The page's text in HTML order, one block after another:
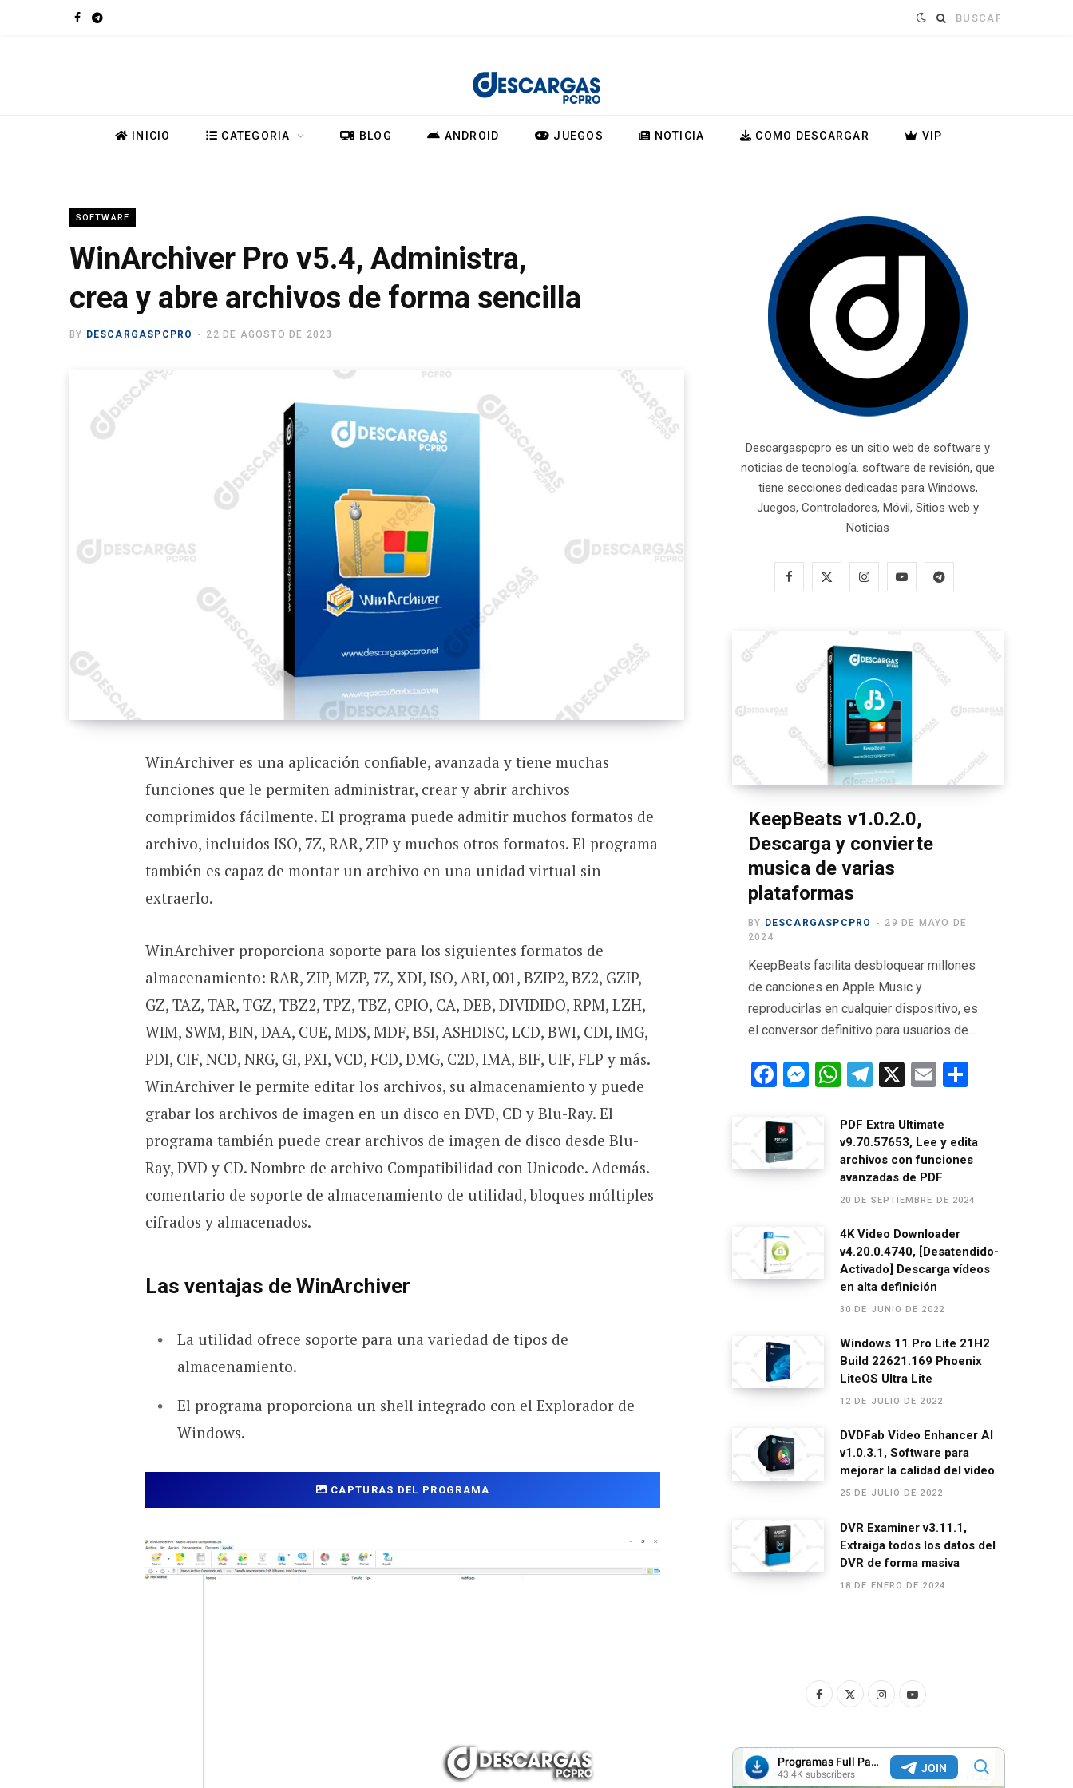
F
o
k
T
a
Buscar:
INICIO CATEGORIA BLOG ANDROID JUEGOS NOTICIA COMO DESCARGAR VIP
SOFTWARE
WinArchiver Pro v5.4, Administra,
crea y abre archivos de forma sencilla
BY DESCARGASPCPRO 22 DE AGOSTO DE 2023
WinArchiver es una aplicación confiable, avanzada y tiene muchas
funciones que le permiten administrar, crear y abrir archivos
comprimidos fácilmente. El programa puede admitir muchos formatos de
archivo, incluidos ISO, 7Z, RAR, ZIP y muchos otros formatos. El programa
también es capaz de montar un archivo en una unidad virtual sin
extraerlo.
WinArchiver proporciona soporte para los siguientes formatos de
almacenamiento: RAR, ZIP, MZP, 7Z, XDI, ISO, ARI, 001, BZIP2, BZ2, GZIP,
GZ, TAZ, TAR, TGZ, TBZ2, TPZ, TBZ, CPIO, CA, DEB, DIVIDIDO, RPM, LZH,
WIM, SWM, BIN, DAA, CUE, MDS, MDF, B5I, ASHDISC, LCD, BWI, CDI, IMG,
PDI, CIF, NCD, NRG, GI, PXI, VCD, FCD, DMG, C2D, IMA, BIF, UIF, FLP y más.
WinArchiver le permite editar los archivos, su almacenamiento y puede
grabar los archivos de imagen en un disco en DVD, CD y Blu-Ray. El
programa también puede crear archivos de imagen de disco desde Blu-
Ray, DVD y CD. Nombre de archivo Compatibilidad con Unicode. Además.
comentario de soporte de almacenamiento de utilidad, bloques múltiples
cifrados y almacenados.
Las ventajas de WinArchiver
La utilidad ofrece soporte para una variedad de tipos de
almacenamiento.
El programa proporciona un shell integrado con el Explorador de
Windows.
CAPTURAS DEL PROGRAMA
Descargaspcpro es un sitio web de software y
noticias de tecnología. software de revisión, que
tiene secciones dedicadas para Windows,
Juegos, Controladores, Móvil, Sitios web y
Noticias
F
b
o
k
w
i
t
t
e
r
)
I
t
a
g
r
a
m
Y
T
e
T
m
KeepBeats v1.0.2.0,
Descarga y convierte
musica de varias
plataformas
BY DESCARGASPCPRO
29 DE MAYO DE
2024
KeepBeats facilita desbloquear millones
de canciones en Apple Music y
reproducirlas en cualquier dispositivo, es
el conversor definitivo para usuarios de…
F
ce
b
o
k
M
g
W
at
s
A
p
p
T
e
gr
a
m
X
E
ail
p
tir
PDF Extra Ultimate
v9.70.57653, Lee y edita
archivos con funciones
avanzadas de PDF
20 DE SEPTIEMBRE DE 2024
4K Video Downloader
v4.20.0.4740, [Desatendido-
Activado] Descarga vídeos
en alta definición
30 DE JUNIO DE 2022
Windows 11 Pro Lite 21H2
Build 22621.169 Phoenix
LiteOS Ultra Lite
12 DE JULIO DE 2022
DVDFab Video Enhancer AI
v1.0.3.1, Software para
mejorar la calidad del video
25 DE JULIO DE 2022
DVR Examiner v3.11.1,
Extraiga todos los datos del
DVR de forma masiva
18 DE ENERO DE 2024
F
c
e
T
I
s
Y
u
T